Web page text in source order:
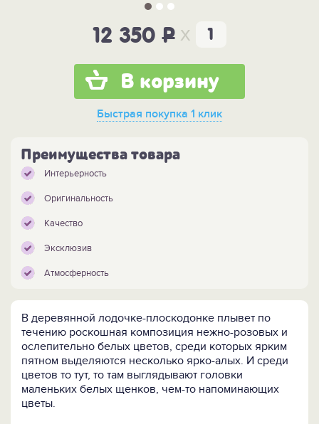
12 350P x
В корзину
Быстрая покупка 1 клик
Преимущества товара
Интерьерность
Оригинальность
Качество
Эксклюзив
Атмосферность
В деревянной лодочке-плоскодонке плывет по
течению роскошная композиция нежно-розовых и
ослепительно белых цветов, среди которых ярким
пятном выделяются несколько ярко-алых. И среди
цветов то тут, то там выглядывают головки
маленьких белых щенков, чем-то напоминающих
цветы.